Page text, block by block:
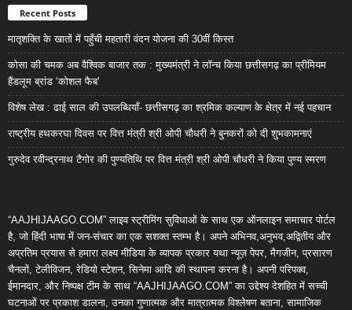
Recent Posts
मातृशक्ति के खातों में पहुँची महतारी वंदन योजना की 30वीं किस्त
कोसा की चमक अब वैश्विक बाजार तक : मुख्यमंत्री ने लॉन्च किया छत्तीसगढ़ का प्रीमियम
हैंडलूम ब्रांड ‘कोशल फैब’
विशेष लेख : ढाई साल की उपलब्धियाँ- छत्तीसगढ़ का श्रमिक कल्याण के क्षेत्र में नई पहचान
राष्ट्रीय हथकरघा दिवस पर वित्त मंत्री श्री ओपी चौधरी ने बुनकरों को दी शुभकामनाएं
गुरुदेव रवीन्द्रनाथ टैगोर की पुण्यतिथि पर वित्त मंत्री श्री ओपी चौधरी ने किया पुण्य स्मरण
“AAJHIJAAGO.COM” लाइव स्ट्रीमिंग सुविधाओं के साथ एक ऑनलाइन समाचार पोर्टल
है, जो हिंदी भाषा में जन-संचार का एक सशक्त स्तम्भ है। अपने अभिनव,अनुभव,अद्वितीय और
अप्रतिम प्रयास से हमारा लक्ष्य मीडिया के व्यापक प्रकार यथा न्यूज़ पेपर, मैगजीन, प्रसारण
चैनलों, टेलीविजन, रेडियो स्टेशन, सिनेमा आदि की स्थापना करना है। अपनी परिपक्व,
ईमानदार, और निष्पक्ष टीम के साथ “AAJHIJAAGO.COM” का उद्देश्य देशहित में सच्ची
घटनाओं पर प्रकाश डालना, उनका गुणात्मक और मात्रात्मक विश्लेषण बताना, सामाजिक